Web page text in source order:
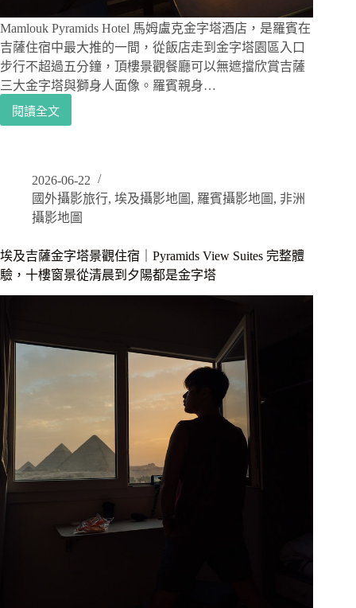
天
沙
漠
水
分
消
耗
想
的
快
Mamlouk Pyramids Hotel 馬姆盧克金字塔酒店，是羅賓在
吉薩住宿中最大推的一間，從飯店走到金字塔園區入口
步行不超過五分鐘，頂樓景觀餐廳可以無遮擋欣賞吉薩
三大金字塔與獅身人面像。羅賓親身…
閱讀全文
埃
住
宿
｜
字
塔
就
走
塔
入
口
2026-06-22
國外攝影旅行, 埃及攝影地圖 , 羅賓攝影地圖 , 非洲
攝影地圖
埃及吉薩金字塔景觀住宿｜Pyramids View Suites 完整體
驗，十樓窗景從清晨到夕陽都是金字塔